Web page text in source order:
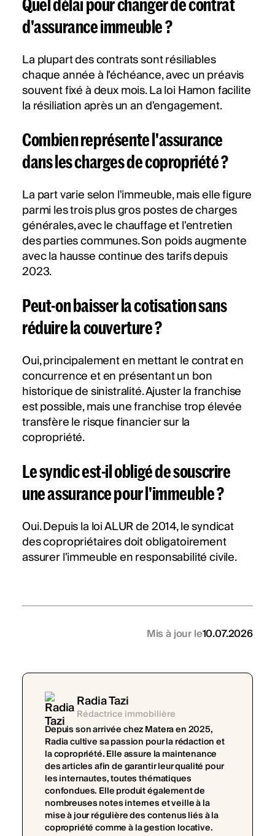
Quel délai pour changer de contrat
d'assurance immeuble ?
La plupart des contrats sont résiliables
chaque année à l'échéance, avec un préavis
souvent fixé à deux mois. La loi Hamon facilite
la résiliation après un an d'engagement.
Combien représente l'assurance
dans les charges de copropriété ?
La part varie selon l'immeuble, mais elle figure
parmi les trois plus gros postes de charges
générales, avec le chauffage et l'entretien
des parties communes. Son poids augmente
avec la hausse continue des tarifs depuis
2023.
Peut-on baisser la cotisation sans
réduire la couverture ?
Oui, principalement en mettant le contrat en
concurrence et en présentant un bon
historique de sinistralité. Ajuster la franchise
est possible, mais une franchise trop élevée
transfère le risque financier sur la
copropriété.
Le syndic est-il obligé de souscrire
une assurance pour l'immeuble ?
Oui. Depuis la loi ALUR de 2014, le syndicat
des copropriétaires doit obligatoirement
assurer l'immeuble en responsabilité civile.
Mis à jour le10.07.2026
Radia Tazi
Rédactrice immobilière
Depuis son arrivée chez Matera en 2025,
Radia cultive sa passion pour la rédaction et
la copropriété. Elle assure la maintenance
des articles afin de garantir leur qualité pour
les internautes, toutes thématiques
confondues. Elle produit également de
nombreuses notes internes et veille à la
mise à jour régulière des contenus liés à la
copropriété comme à la gestion locative.